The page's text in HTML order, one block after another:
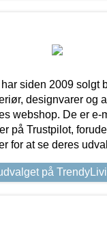
siden 2009 solgt
designvarer og
webshop. De er
på Trustpilot,
for at se deres
på